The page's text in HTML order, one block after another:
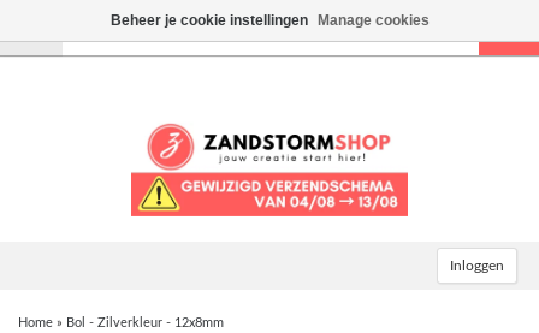
Inloggen
Home » Bol - Zilverkleur - 12x8mm
Beheer je cookie instellingen Manage cookies